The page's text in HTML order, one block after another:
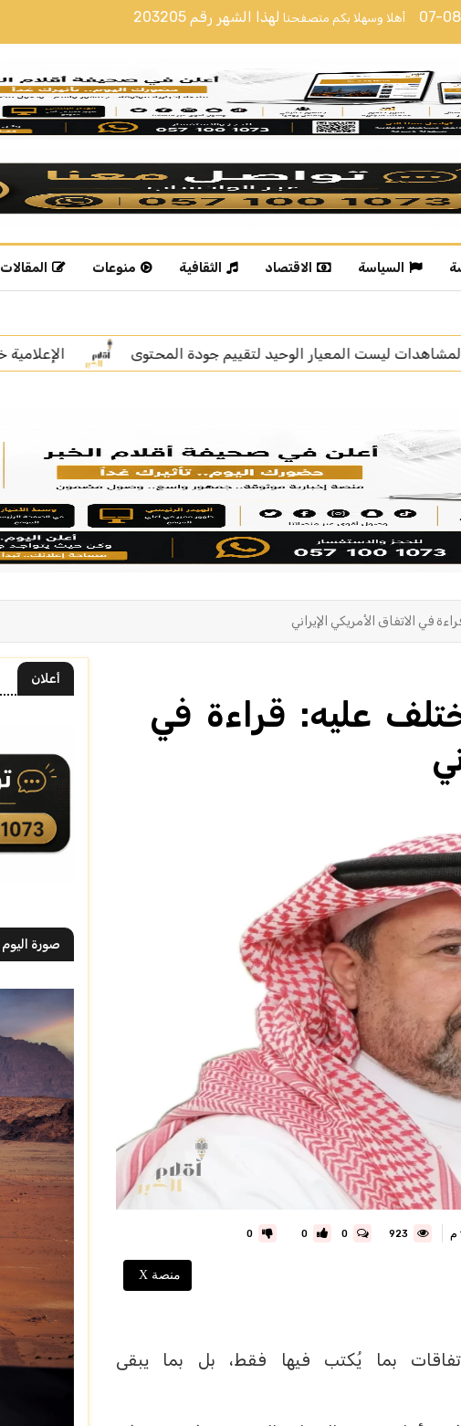
أهلا وسهلا بكم متصفحنا لهذا الشهر رقم 203205 07-
السياسة الاقتصاد الثقافية منوعات المقالات
المحتوى الإعلامية خديجة الوعل تنال “زمالة الإعلام الرقمي”
في الاتفاق الأمريكي الإيراني
عليه: قراءة في
0
0
0
منصة X
بما يُكتب فيها فقط، بل بما يبقى
أعلان
صورة اليوم